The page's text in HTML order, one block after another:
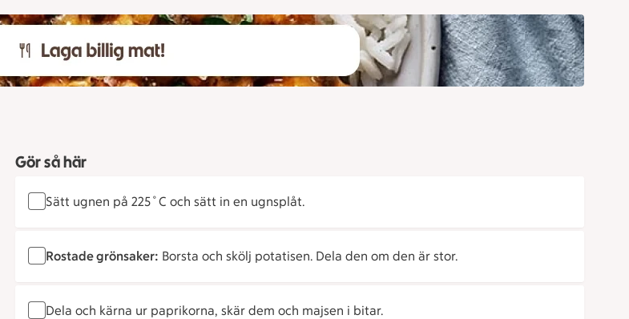
Gör så här
Sätt ugnen på 225˚C och sätt in en ugnsplåt.
Rostade grönsaker: Borsta och skölj potatisen. Dela den om den är stor.
Dela och kärna ur paprikorna, skär dem och majsen i bitar.